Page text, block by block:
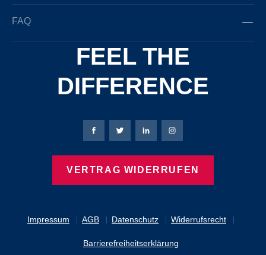
FAQ
FEEL THE
DIFFERENCE
Impressum AGB Datenschutz Widerrufsrecht
Barrierefreiheitserklärung
Bierbaum-Proenen Facebook-Seite
Bierbaum-Proenen Twitter Seite
Bierbaum-Proenen LinkedIn
Bierbaum-Proenen
VERTRAG WIDERRUFEN